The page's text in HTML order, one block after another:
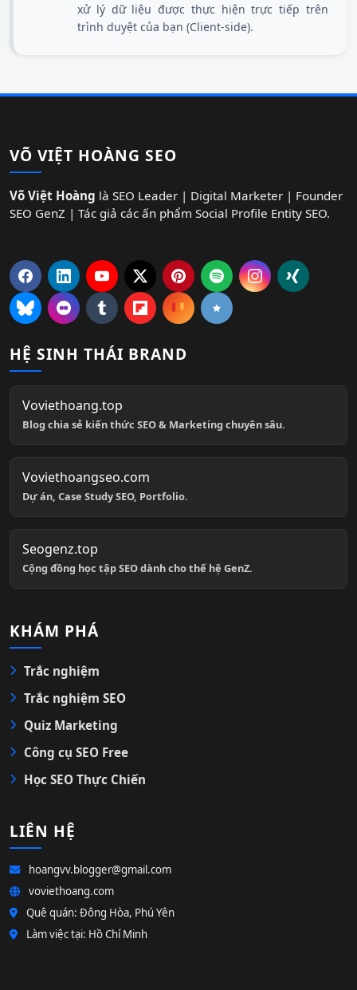
xử lý dữ liệu được thực hiện trực tiếp trên
trình duyệt của bạn (Client-side).
VÕ VIỆT HOÀNG SEO
Võ Việt Hoàng là SEO Leader | Digital Marketer | Founder
SEO GenZ | Tác giả các ấn phẩm Social Profile Entity SEO.
HỆ SINH THÁI BRAND
Voviethoang.top
Blog chia sẻ kiến thức SEO & Marketing chuyên sâu.
Voviethoangseo.com
Dự án, Case Study SEO, Portfolio.
Seogenz.top
Cộng đồng học tập SEO dành cho thế hệ GenZ.
KHÁM PHÁ
Trắc nghiệm
Trắc nghiệm SEO
Quiz Marketing
Công cụ SEO Free
Học SEO Thực Chiến
LIÊN HỆ
hoangvv.blogger@gmail.com
voviethoang.com
Quê quán: Đông Hòa, Phú Yên
Làm việc tại: Hồ Chí Minh